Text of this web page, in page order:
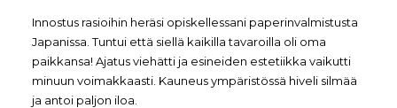
Innostus rasioihin heräsi opiskellessani paperinvalmistusta
Japanissa. Tuntui että siellä kaikilla tavaroilla oli oma
paikkansa! Ajatus viehätti ja esineiden estetiikka vaikutti
minuun voimakkaasti. Kauneus ympäristössä hiveli silmää
ja antoi paljon iloa.